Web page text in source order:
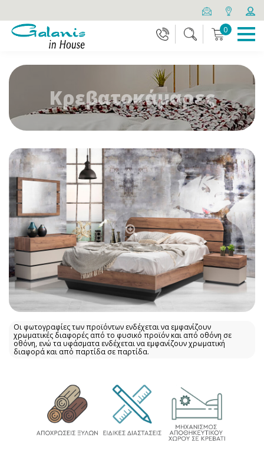
0
Κρεβατοκάμαρες
Οι φωτογραφίες των προϊόντων ενδέχεται να εμφανίζουν
χρωματικές διαφορές από το φυσικό προϊόν και από οθόνη σε
οθόνη, ενώ τα υφάσματα ενδέχεται να εμφανίζουν χρωματική
διαφορά και από παρτίδα σε παρτίδα.